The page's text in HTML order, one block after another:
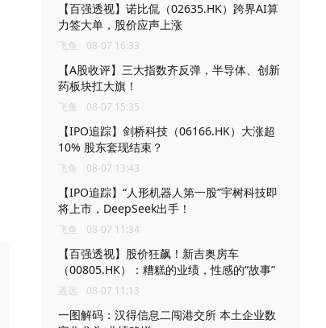
【百强透视】诺比侃（02635.HK）跨界AI算
力签大单，股价应声上涨
飞鱼 08-07 16:33
【A股收评】三大指数齐反弹，半导体、创新
药板块扛大旗！
飞鱼 08-07 15:35
【IPO追踪】剑桥科技（06166.HK）大涨超
10% 股东套现结束？
飞鱼 08-07 13:43
【IPO追踪】“人形机器人第一股”宇树科技即
将上市，DeepSeek出手！
飞鱼 08-07 11:34
【百强透视】股价狂飙！新吉奥房车
（00805.HK）：糟糕的业绩，性感的“故事”
遥远 08-07 11:13
一图解码：汉得信息二闯港交所 本土企业数